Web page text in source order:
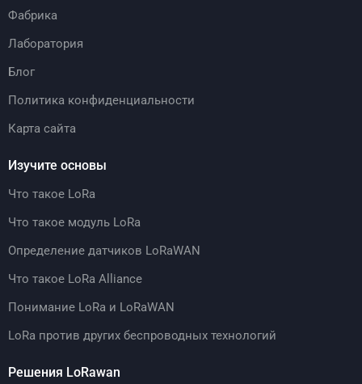
Фабрика
Лаборатория
Блог
Политика конфиденциальности
Карта сайта
Изучите основы
Что такое LoRa
Что такое модуль LoRa
Определение датчиков LoRaWAN
Что такое LoRa Alliance
Понимание LoRa и LoRaWAN
LoRa против других беспроводных технологий
Решения LoRawan